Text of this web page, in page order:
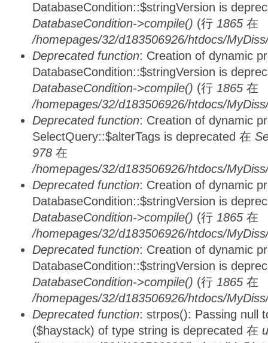
DatabaseCondition::$stringVersion is
DatabaseCondition->compile() (行 1865 在
/homepages/32/d183506926/htdocs/
Deprecated function: Creation of dynamic
DatabaseCondition::$stringVersion is
DatabaseCondition->compile() (行 1865 在
/homepages/32/d183506926/htdocs/
Deprecated function: Creation of dynamic
SelectQuery::$alterTags is deprecated 在
978 在
/homepages/32/d183506926/htdocs/
Deprecated function: Creation of dynamic
DatabaseCondition::$stringVersion is
DatabaseCondition->compile() (行 1865 在
/homepages/32/d183506926/htdocs/
Deprecated function: Creation of dynamic
DatabaseCondition::$stringVersion is
DatabaseCondition->compile() (行 1865 在
/homepages/32/d183506926/htdocs/
Deprecated function: strpos(): Passing null
($haystack) of type string is deprecated 在